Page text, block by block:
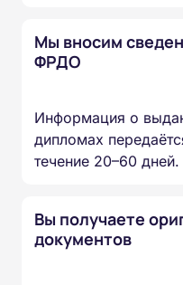
Мы вносим
ФРДО
Информация о
дипломах
течение 20–60 дней.
Вы получаете
документов